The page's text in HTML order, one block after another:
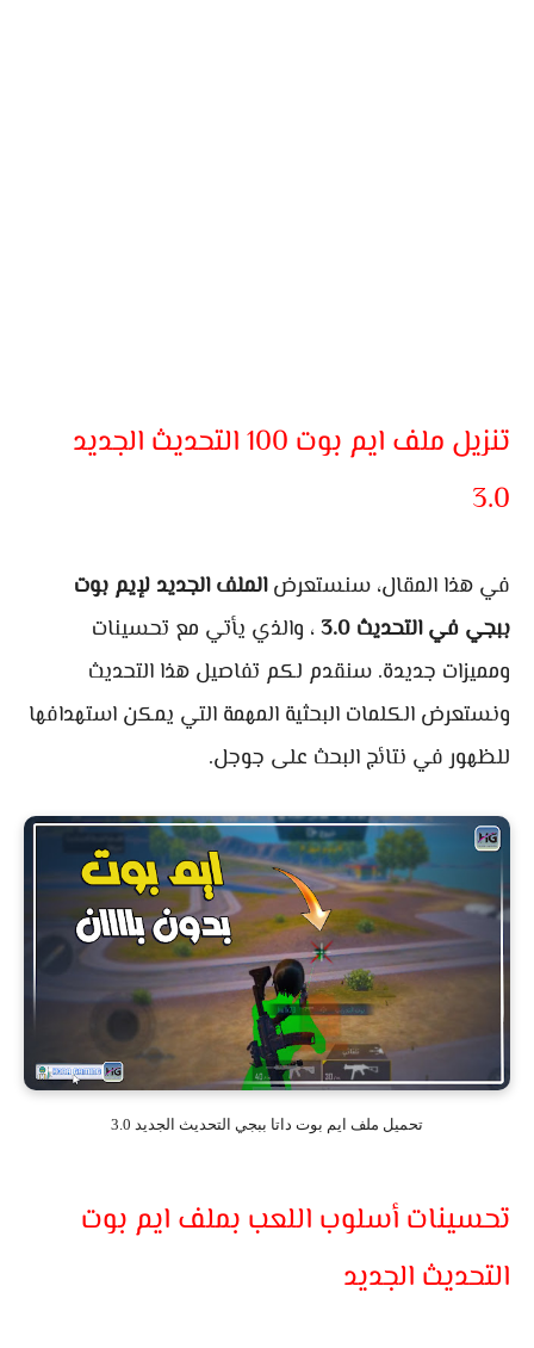
تنزيل ملف ايم بوت 100 التحديث الجديد
3.0
في هذا المقال، سنستعرضالملف الجديد لإيم بوت
ببجي في التحديث 3.0
، والذي يأتي مع تحسينات
ومميزات جديدة. سنقدم لكم تفاصيل هذا التحديث
ونستعرض الكلمات البحثية المهمة التي يمكن استهدافها
للظهور في نتائج البحث على جوجل.
تحميل ملف ايم بوت داتا ببجي التحديث الجديد 3.0
تحسينات أسلوب اللعب بملف ايم بوت
التحديث الجديد